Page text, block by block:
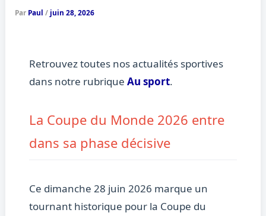
Par Paul / juin 28, 2026
Retrouvez toutes nos actualités sportives
dans notre rubrique Au sport.
La Coupe du Monde 2026 entre
dans sa phase décisive
Ce dimanche 28 juin 2026 marque un
tournant historique pour la Coupe du